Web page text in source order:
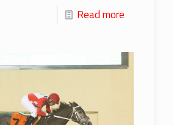
Read more